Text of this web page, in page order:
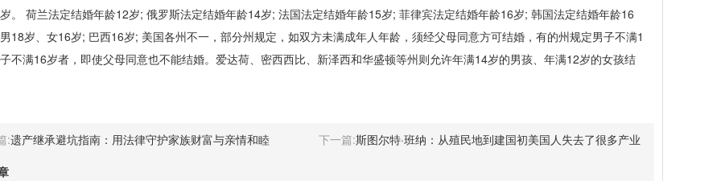
。 荷兰法定结婚年龄12岁; 俄罗斯法定结婚年龄14岁; 法国法定结婚年龄15岁; 菲律宾法定结婚年龄16岁; 韩国法定结婚年龄16
18岁、女16岁; 巴西16岁; 美国各州不一，部分州规定，如双方未满成年人年龄，须经父母同意方可结婚，有的州规定男子不满1
不满16岁者，即使父母同意也不能结婚。爱达荷、密西西比、新泽西和华盛顿等州则允许年满14岁的男孩、年满12岁的女孩结
:遗产继承避坑指南：用法律守护家族财富与亲情和睦 下一篇:斯图尔特·班纳：从殖民地到建国初美国人失去了很多产业